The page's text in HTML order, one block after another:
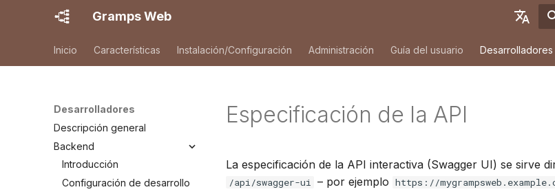
Gramps Web
English
Tiếng Việt
Inicio Características Instalación/Configuración Administración Guía del usuario Desarrolladores
Desarrolladores
Descripción general
Backend
Introducción
Configuración de desarrollo
Especificación de la API
La especificación de la API interactiva (Swagger UI) se sirve
/api/swagger-ui – por ejemplo https://